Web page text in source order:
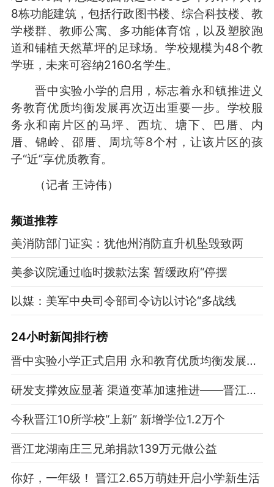
8栋功能建筑，包括行政图书楼、综合科技楼、教
学楼群、教师公寓、多功能体育馆，以及塑胶跑
道和铺植天然草坪的足球场。学校规模为48个教
学班，未来可容纳2160名学生。
晋中实验小学的启用，标志着永和镇推进义
务教育优质均衡发展再次迈出重要一步。学校服
务永和南片区的马坪、西坑、塘下、巴厝、内
厝、锦岭、邵厝、周坑等8个村，让该片区的孩
子“近”享优质教育。
（记者 王诗伟）
频道推荐
美消防部门证实：犹他州消防直升机坠毁致两
美参议院通过临时拨款法案 暂缓政府“停摆
以媒：美军中央司令部司令访以讨论“多战线
24小时新闻排行榜
晋中实验小学正式启用 永和教育优质均衡发展再迈坚实步伐
研发支撑效应显著 渠道变革加速推进——晋江三大体育品牌营收净利双增背后
今秋晋江10所学校“上新” 新增学位1.2万个
晋江龙湖南庄三兄弟捐款139万元做公益
你好，一年级！ 晋江2.65万萌娃开启小学新生活